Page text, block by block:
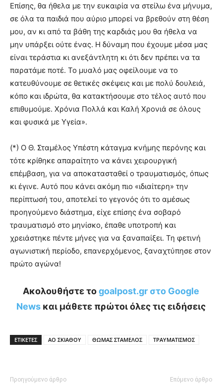
Επίσης, θα ήθελα με την ευκαιρία να στείλω ένα μήνυμα,
σε όλα τα παιδιά που αύριο μπορεί να βρεθούν στη θέση
μου, αν κι από τα βάθη της καρδιάς μου θα ήθελα να
μην υπάρξει ούτε ένας. Η δύναμη που έχουμε μέσα μας
είναι τεράστια κι ανεξάντλητη κι ότι δεν πρέπει να τα
παρατάμε ποτέ. Το μυαλό μας οφείλουμε να το
κατευθύνουμε σε θετικές σκέψεις και με πολύ δουλειά,
κόπο και ιδρώτα, θα κατακτήσουμε στο τέλος αυτό που
επιθυμούμε. Χρόνια Πολλά και Καλή Χρονιά σε όλους
και φυσικά με Υγεία».
(*) Ο Θ. Σταμέλος Υπέστη κάταγμα κνήμης περόνης και
τότε κρίθηκε απαραίτητο να κάνει χειρουργική
επέμβαση, για να αποκατασταθεί ο τραυματισμός, όπως
κι έγινε. Αυτό που κάνει ακόμη πιο «ιδιαίτερη» την
περίπτωσή του, αποτελεί το γεγονός ότι το αμέσως
προηγούμενο διάστημα, είχε επίσης ένα σοβαρό
τραυματισμό στο μηνίσκο, έπαθε υποτροπή και
χρειάστηκε πέντε μήνες για να ξαναπαίξει. Τη φετινή
αγωνιστική περίοδο, επανερχόμενος, ξαναχτύπησε στον
πρώτο αγώνα!
Ακολουθήστε τοgoalpost.gr στο Google
News και μάθετε πρώτοι όλες τις ειδήσεις
ΕΤΙΚΕΤΕΣ ΑΟ ΣΚΙΑΘΟΥ ΘΩΜΑΣ ΣΤΑΜΕΛΟΣ ΤΡΑΥΜΑΤΙΣΜΟΣ
Προηγούμενο άρθρο Επόμενο άρθρο